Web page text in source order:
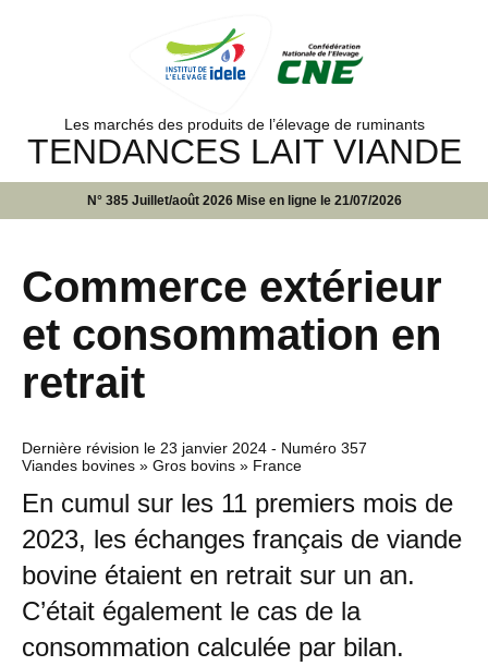
Les marchés des produits de l’élevage de ruminants
TENDANCES LAIT VIANDE
N° 385 Juillet/août 2026 Mise en ligne le 21/07/2026
Commerce extérieur
et consommation en
retrait
Dernière révision le 23 janvier 2024 - Numéro 357
Viandes bovines » Gros bovins » France
En cumul sur les 11 premiers mois de
2023, les échanges français de viande
bovine étaient en retrait sur un an.
C’était également le cas de la
consommation calculée par bilan.